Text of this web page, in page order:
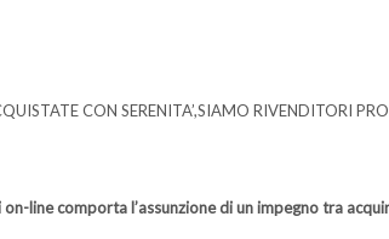
CON SERENITA’,SIAMO RIVENDITORI
on-line comporta l’assunzione di un impegno tra